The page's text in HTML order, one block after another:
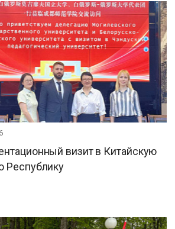
визит в Китайскую
Республику